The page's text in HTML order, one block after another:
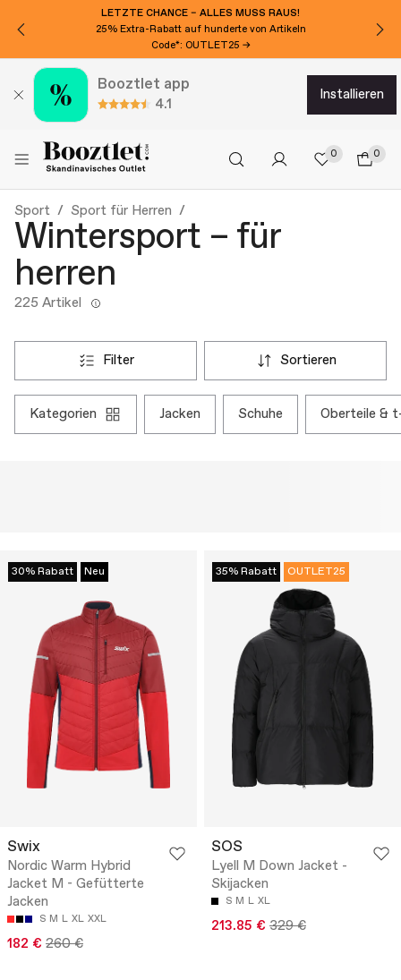
LETZTE CHANCE – ALLES MUSS RAUS!
25% Extra-Rabatt auf hunderte von Artikeln
Code*: OUTLET25 →
Booztlet app
4.1
installieren
0 0
Sport Sport für Herren
Wintersport – für
herren
225 Artikel
filter sortieren
kategorien jacken schuhe oberteile &
30% Rabatt Neu
Swix
Nordic Warm Hybrid
Jacket M - Gefütterte
Jacken
S M L XL XXL
182 € 260 €
35% Rabatt OUTLET25
SOS
Lyell M Down Jacket -
Skijacken
S M L XL
213.85 € 329 €